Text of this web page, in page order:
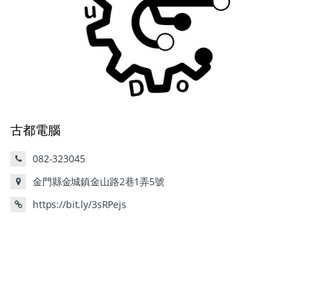
古都電腦
082-323045
金門縣金城鎮金山路2巷1弄5號
https://bit.ly/3sRPejs